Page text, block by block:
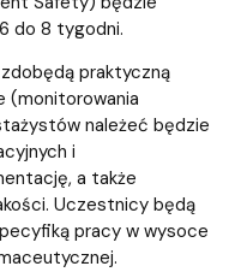
do 8 tygodni.
praktyczną
(monitorowania
należeć będzie
i
a także
Uczestnicy będą
pracy w wysoce